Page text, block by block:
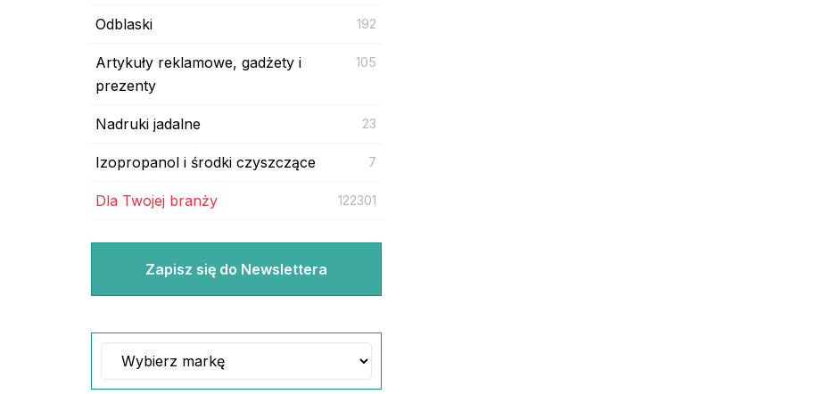
Odblaski 192
Artykuły reklamowe, gadżety i
prezenty
105
Nadruki jadalne 23
Izopropanol i środki czyszczące 7
Dla Twojej branży 122301
Zapisz się do Newslettera